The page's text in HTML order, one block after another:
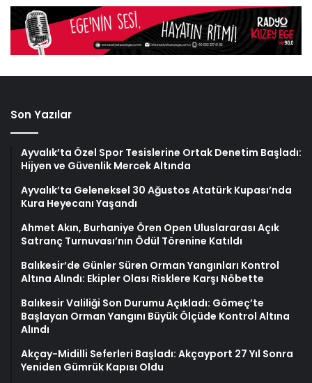
Son Yazılar
Ayvalık’ta Özel Spor Tesislerine Ortak Denetim Başladı:
Hijyen ve Güvenlik Mercek Altında
Ayvalık’ta Geleneksel 30 Ağustos Atatürk Kupası’nda
Kura Heyecanı Yaşandı
Ahmet Akın, Burhaniye Ören Open Uluslararası Açık
Satranç Turnuvası’nın Ödül Törenine Katıldı
Balıkesir’de Günler Süren Orman Yangınları Kontrol
Altına Alındı: Ekipler Olası Risklere Karşı Nöbette
Balıkesir Valiliği Son Durumu Açıkladı: Gömeç’te
Başlayan Orman Yangını Büyük Ölçüde Kontrol Altına
Alındı
Akçay-Midilli Seferleri Başladı: Akçayport 27 Yıl Sonra
Yeniden Gümrük Kapısı Oldu